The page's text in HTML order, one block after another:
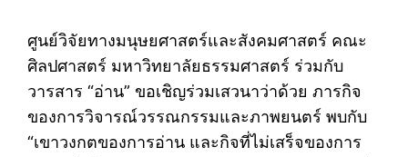
ศูนย์วิจัยทางมนุษยศาสตร์และสังคมศาสตร์ คณะ
ศิลปศาสตร์ มหาวิทยาลัยธรรมศาสตร์ ร่วมกับ
วารสาร “อ่าน” ขอเชิญร่วมเสวนาว่าด้วย ภารกิจ
ของการวิจารณ์วรรณกรรมและภาพยนตร์ พบกับ
“เขาวงกตของการอ่าน และกิจที่ไม่เสร็จของการ